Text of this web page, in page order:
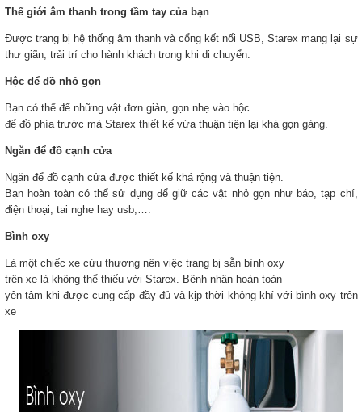
Thế giới âm thanh trong tầm tay của bạn
Được trang bị hệ thống âm thanh và cổng kết nối USB, Starex mang lại sự
thư giãn, trải trí cho hành khách trong khi di chuyển.
Hộc để đồ nhỏ gọn
Bạn có thể để những vật đơn giản, gọn nhẹ vào hộc
để đồ phía trước mà Starex thiết kế vừa thuận tiện lại khá gọn gàng.
Ngăn để đồ cạnh cửa
Ngăn để đồ cạnh cửa được thiết kế khá rộng và thuận tiện.
Bạn hoàn toàn có thể sử dụng để giữ các vật nhỏ gọn như báo, tạp chí,
điện thoại, tai nghe hay usb,….
Bình oxy
Là một chiếc xe cứu thương nên việc trang bị sẵn bình oxy
trên xe là không thể thiếu với Starex. Bệnh nhân hoàn toàn
yên tâm khi được cung cấp đầy đủ và kịp thời không khí với bình oxy trên
xe